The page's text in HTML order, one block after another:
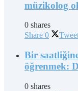
müzikolog
0 shares
Share 0
Bir
öğrenmek:
0 shares